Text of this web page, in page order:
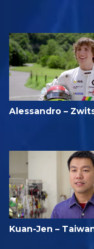
Alessandro –
Kuan-Jen –